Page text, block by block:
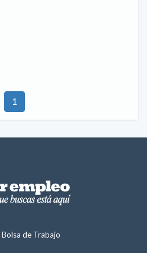
1
Bolsa de Trabajo